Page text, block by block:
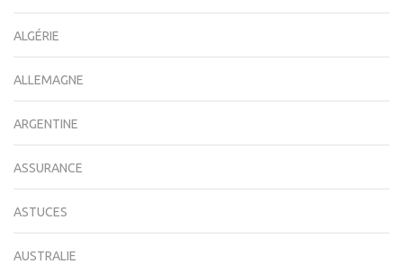
ALGÉRIE
ALLEMAGNE
ARGENTINE
ASSURANCE
ASTUCES
AUSTRALIE